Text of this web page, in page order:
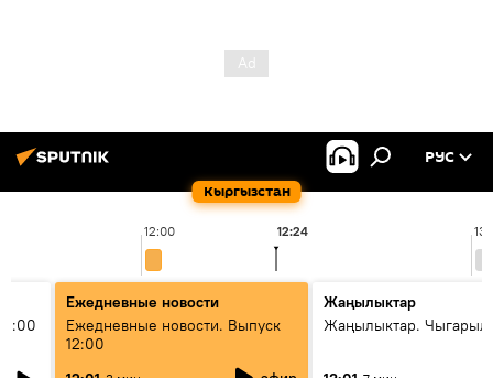
Кыргызстан
РУС
12:00 12:24
Ежедневные новости
Ежедневные новости. Выпуск
12:00
Жаңылыктар
Жаңылыктар.